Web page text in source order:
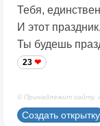
Тебя,
И этот
Ты будешь
23
© Принадлежит сайту.
Создать открытку